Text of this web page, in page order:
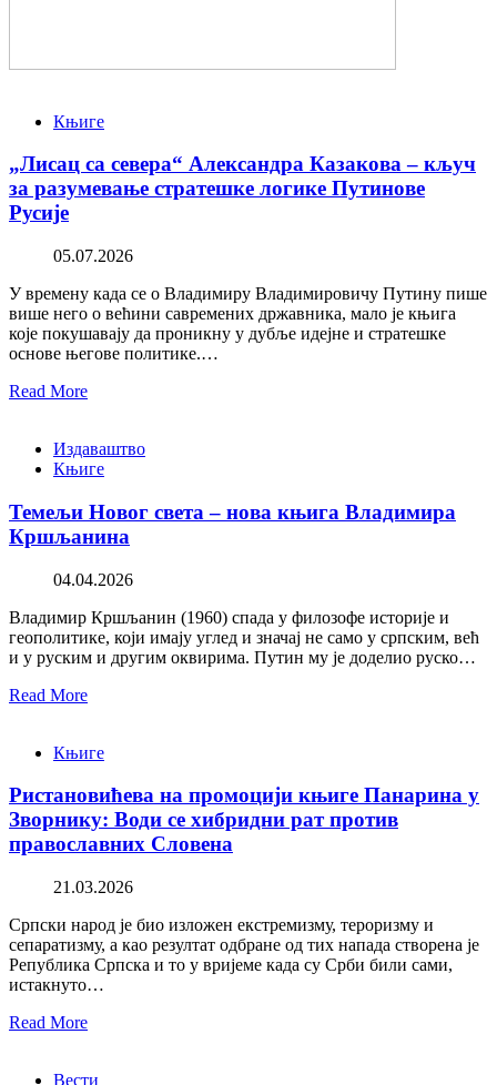
Књиге
„Лисац са севера“ Александра Казакова – кључ
за разумевање стратешке логике Путинове
Русије
05.07.2026
У времену када се о Владимиру Владимировичу Путину пише
више него о већини савремених државника, мало је књига
које покушавају да проникну у дубље идејне и стратешке
основе његове политике.…
Read More
Издаваштво
Књиге
Темељи Новог света – нова књига Владимира
Кршљанина
04.04.2026
Владимир Кршљанин (1960) спада у филозофе историје и
геополитике, који имају углед и значај не само у српским, већ
и у руским и другим оквирима. Путин му је доделио руско…
Read More
Књиге
Ристановићева на промоцији књиге Панарина у
Зворнику: Води се хибридни рат против
православних Словена
21.03.2026
Српски народ је био изложен екстремизму, тероризму и
сепаратизму, а као резултат одбране од тих напада створена је
Република Српска и то у вријеме када су Срби били сами,
истакнуто…
Read More
Вести